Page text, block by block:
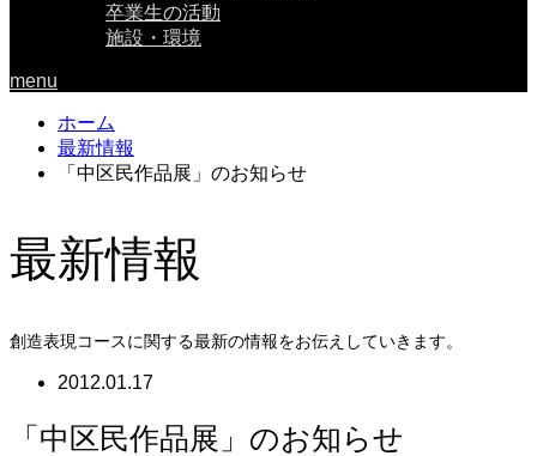
卒業生の活動
施設・環境
menu
ホーム
最新情報
「中区民作品展」のお知らせ
最新情報
創造表現コースに関する最新の情報をお伝えしていきます。
2012.01.17
「中区民作品展」のお知らせ